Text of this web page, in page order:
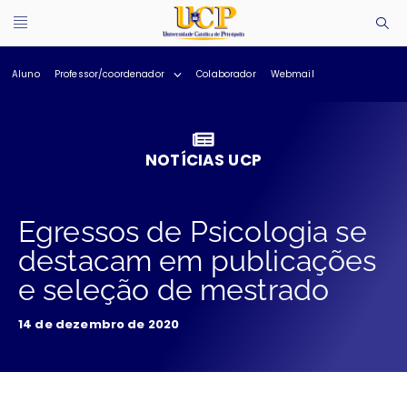
Aluno Professor/coordenador Colaborador Webmail
NOTÍCIAS UCP
Egressos de Psicologia se
destacam em publicações
e seleção de mestrado
14 de dezembro de 2020